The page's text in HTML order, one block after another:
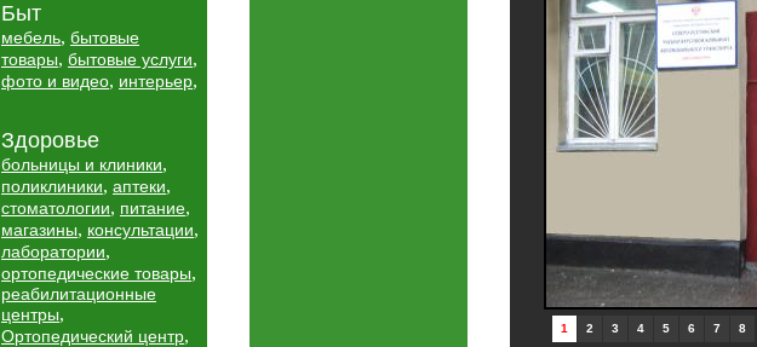
Быт
мебель, бытовые
товары, бытовые услуги,
фото и видео, интерьер,
Здоровье
больницы и клиники,
поликлиники, аптеки,
стоматологии, питание,
магазины, консультации,
лаборатории,
ортопедические товары,
реабилитационные
центры,
Ортопедический центр, 1 2 3 4 5 6 7 8